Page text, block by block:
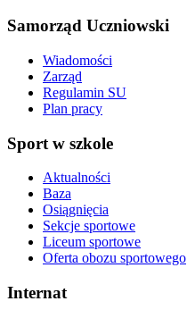
Samorząd Uczniowski
Wiadomości
Zarząd
Regulamin SU
Plan pracy
Sport w szkole
Aktualności
Baza
Osiągnięcia
Sekcje sportowe
Liceum sportowe
Oferta obozu sportowego
Internat